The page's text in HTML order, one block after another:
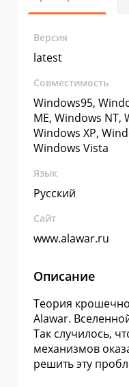
Версия
latest
Совместимость
Windows95,
ME, Windows NT,
Windows XP,
Windows Vista
Язык
Русский
Сайт
www.alawar.ru
Описание
Теория
Alawar.
Так случилось,
механизмов
решить эту